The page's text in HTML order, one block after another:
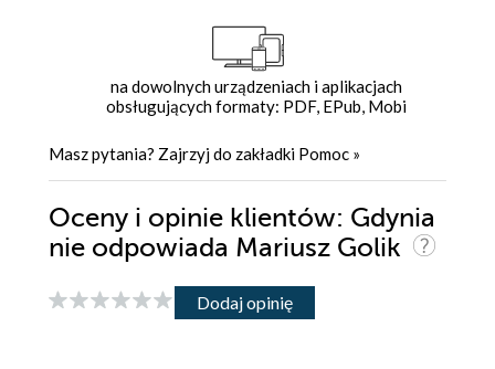
na dowolnych urządzeniach i aplikacjach
obsługujących formaty: PDF, EPub, Mobi
Masz pytania? Zajrzyj do zakładki Pomoc »
Oceny i opinie klientów: Gdynia
nie odpowiada Mariusz Golik
Dodaj opinię